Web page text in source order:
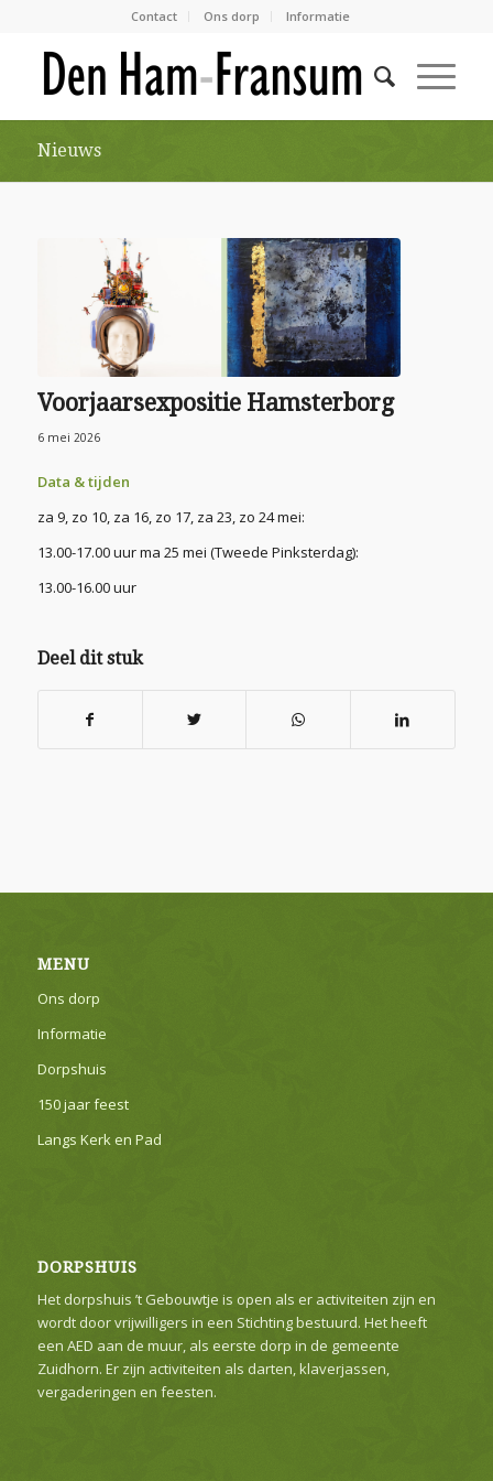
Contact Ons dorp Informatie
Nieuws
Voorjaarsexpositie Hamsterborg
6 mei 2026
Data & tijden
za 9, zo 10, za 16, zo 17, za 23, zo 24 mei:
13.00-17.00 uur ma 25 mei (Tweede Pinksterdag):
13.00-16.00 uur
Deel dit stuk
MENU
Ons dorp
Informatie
Dorpshuis
150 jaar feest
Langs Kerk en Pad
DORPSHUIS
Het dorpshuis ’t Gebouwtje is open als er activiteiten zijn en
wordt door vrijwilligers in een Stichting bestuurd. Het heeft
een AED aan de muur, als eerste dorp in de gemeente
Zuidhorn. Er zijn activiteiten als darten, klaverjassen,
vergaderingen en feesten.